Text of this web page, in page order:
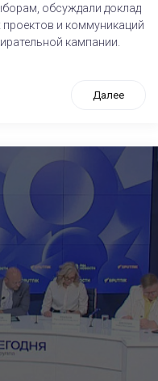
обсуждали доклад
проектов и коммуникаций
кампании.
Далее